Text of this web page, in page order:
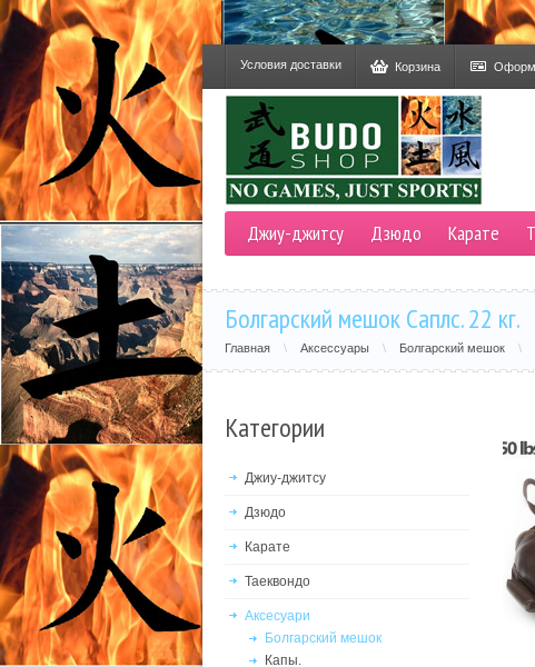
Условия доставки Корзина
Джиу-джитсу Дзюдо Карате
Болгарский мешок Саплс. 22 кг.
Главная \ Аксессуары \ Болгарский мешок \
Категории
Джиу-джитсу
Дзюдо
Карате
Таеквондо
Аксесуари
Болгарский мешок
Капы.